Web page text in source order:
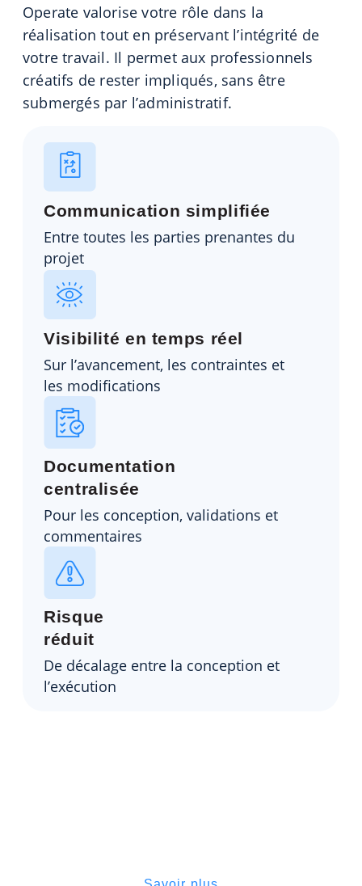
Operate valorise votre rôle dans la
réalisation tout en préservant l’intégrité de
votre travail. Il permet aux professionnels
créatifs de rester impliqués, sans être
submergés par l’administratif.
Communication simplifiée
Entre toutes les parties prenantes du
projet
Visibilité en temps réel
Sur l’avancement, les contraintes et
les modifications
Documentation
centralisée
Pour les conception, validations et
commentaires
Risque
réduit
De décalage entre la conception et
l’exécution